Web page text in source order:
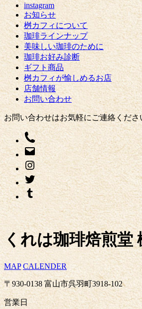
instagram
お知らせ
桝カフィについて
珈琲ラインナップ
美味しい珈琲のために
珈琲お好み診断
ギフト商品
桝カフィが愉しめるお店
店舗情報
お問い合わせ
お問い合わせはお気軽にご連絡くださ
くれは珈琲焙煎堂
MAP CALENDER
〒930-0138 富山市呉羽町3918-102
営業日